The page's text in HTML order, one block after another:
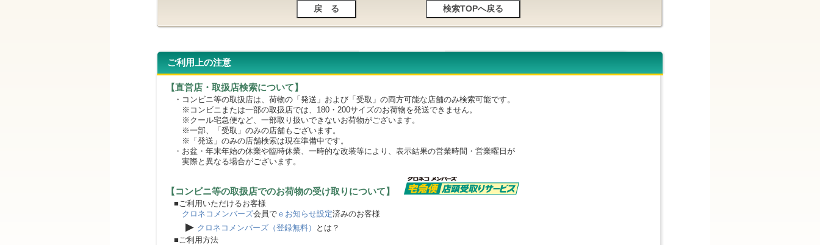
ご利用上の注意
【直営店・取扱店検索について】
・コンビニ等の取扱店は、荷物の「発送」および「受取」の両方可能な店舗のみ検索可能です。
※コンビニまたは一部の取扱店では、180・200サイズのお荷物を発送できません。
※クール宅急便など、一部取り扱いできないお荷物がございます。
※一部、「受取」のみの店舗もございます。
※「発送」のみの店舗検索は現在準備中です。
・お盆・年末年始の休業や臨時休業、一時的な改装等により、表示結果の営業時間・営業曜日が
実際と異なる場合がございます。
【コンビニ等の取扱店でのお荷物の受け取りについて】
■ご利用いただけるお客様
クロネコメンバーズ会員で ｅお知らせ設定済みのお客様
▶ クロネコメンバーズ（登録無料）
とは？
■ご利用方法